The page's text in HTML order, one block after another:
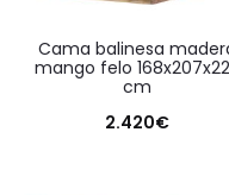
cama balinesa madera
mango felo
cm
2.420€